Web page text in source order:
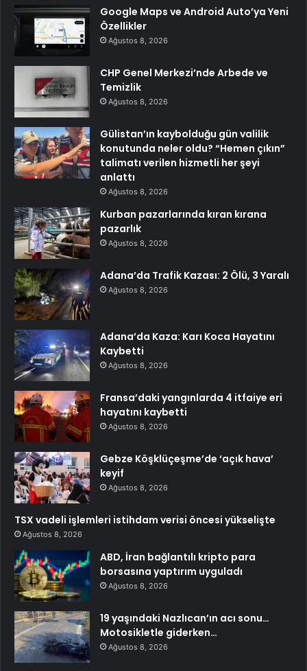
Google Maps ve Android Auto’ya Yeni
Özellikler
Ağustos 8, 2026
CHP Genel Merkezi’nde Arbede ve
Temizlik
Ağustos 8, 2026
Gülistan’ın kaybolduğu gün valilik
konutunda neler oldu? “Hemen çıkın”
talimatı verilen hizmetli her şeyi
anlattı
Ağustos 8, 2026
Kurban pazarlarında kıran kırana
pazarlık
Ağustos 8, 2026
Adana’da Trafik Kazası: 2 Ölü, 3 Yaralı
Ağustos 8, 2026
Adana’da Kaza: Karı Koca Hayatını
Kaybetti
Ağustos 8, 2026
Fransa’daki yangınlarda 4 itfaiye eri
hayatını kaybetti
Ağustos 8, 2026
Gebze Köşklüçeşme’de ‘açık hava’
keyif
Ağustos 8, 2026
TSX vadeli işlemleri istihdam verisi öncesi yükselişte
Ağustos 8, 2026
ABD, İran bağlantılı kripto para
borsasına yaptırım uyguladı
Ağustos 8, 2026
19 yaşındaki Nazlıcan’ın acı sonu…
Motosikletle giderken…
Ağustos 8, 2026